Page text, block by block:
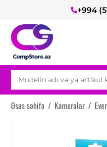
+994
Əsas səhifə / Kameralar /